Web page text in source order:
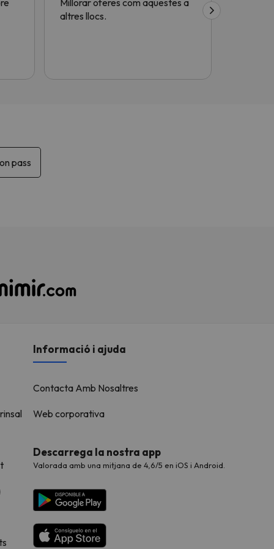
altres llocs.
pass
Informació i ajuda
Contacta Amb Nosaltres
Web corporativa
Descarrega la nostra app
Valorada amb una mitjana de 4,6/5 en iOS i Android.